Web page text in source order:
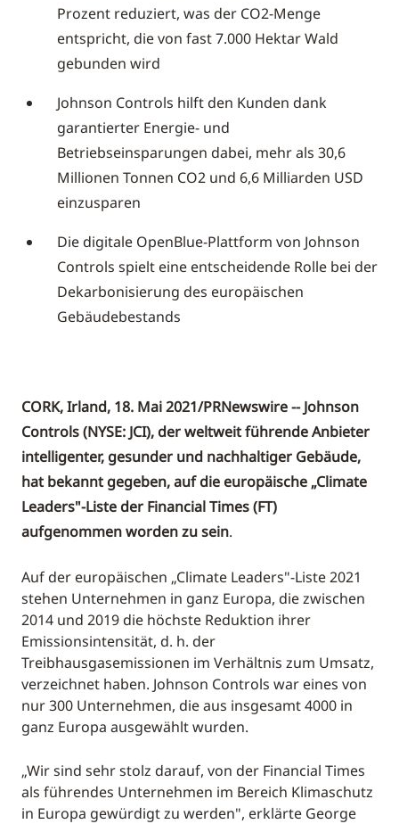
Prozent reduziert, was der CO2-Menge
entspricht, die von fast 7.000 Hektar Wald
gebunden wird
Johnson Controls hilft den Kunden dank
garantierter Energie- und
Betriebseinsparungen dabei, mehr als 30,6
Millionen Tonnen CO2 und 6,6 Milliarden USD
einzusparen
Die digitale OpenBlue-Plattform von Johnson
Controls spielt eine entscheidende Rolle bei der
Dekarbonisierung des europäischen
Gebäudebestands
CORK, Irland, 18. Mai 2021/PRNewswire -- Johnson
Controls (NYSE: JCI), der weltweit führende Anbieter
intelligenter, gesunder und nachhaltiger Gebäude,
hat bekannt gegeben, auf die europäische „Climate
Leaders"-Liste der Financial Times (FT)
aufgenommen worden zu sein.
Auf der europäischen „Climate Leaders"-Liste 2021
stehen Unternehmen in ganz Europa, die zwischen
2014 und 2019 die höchste Reduktion ihrer
Emissionsintensität, d. h. der
Treibhausgasemissionen im Verhältnis zum Umsatz,
verzeichnet haben. Johnson Controls war eines von
nur 300 Unternehmen, die aus insgesamt 4000 in
ganz Europa ausgewählt wurden.
„Wir sind sehr stolz darauf, von der Financial Times
als führendes Unternehmen im Bereich Klimaschutz
in Europa gewürdigt zu werden", erklärte George